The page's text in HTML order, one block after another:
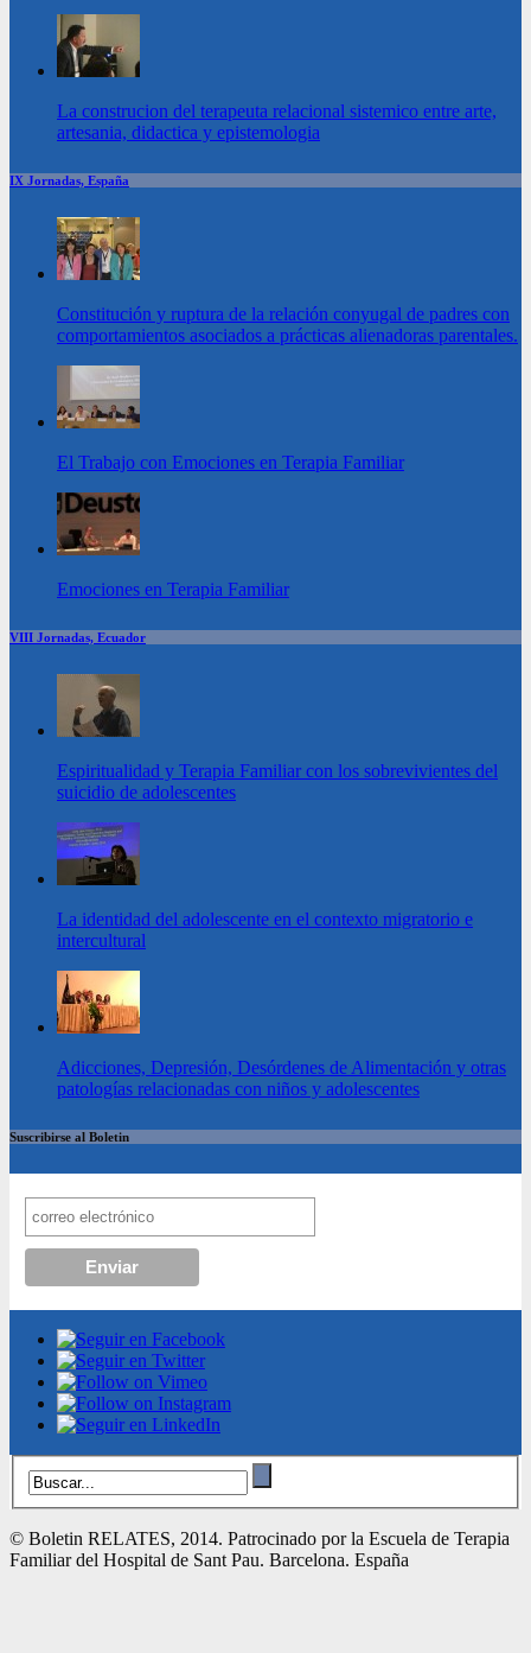
La construcion del terapeuta relacional sistemico entre arte,
artesania, didactica y epistemologia
IX Jornadas, España
Constitución y ruptura de la relación conyugal de padres con
comportamientos asociados a prácticas alienadoras parentales.
El Trabajo con Emociones en Terapia Familiar
Emociones en Terapia Familiar
VIII Jornadas, Ecuador
Espiritualidad y Terapia Familiar con los sobrevivientes del
suicidio de adolescentes
La identidad del adolescente en el contexto migratorio e
intercultural
Adicciones, Depresión, Desórdenes de Alimentación y otras
patologías relacionadas con niños y adolescentes
Suscribirse al Boletin
© Boletin RELATES, 2014. Patrocinado por la Escuela de Terapia
Familiar del Hospital de Sant Pau. Barcelona. España